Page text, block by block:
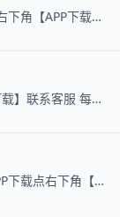
安卓手机下载 欧亿加密APP下载点右下角【APP下载】联系客服 每日更新可用链接
欧亿加密APP下载点右下角【APP下载】联系客服 每日更新可用链接
国内用户可注册后下载 欧亿加密APP下载点右下角【APP下载】联系客服 每日更新可用链接